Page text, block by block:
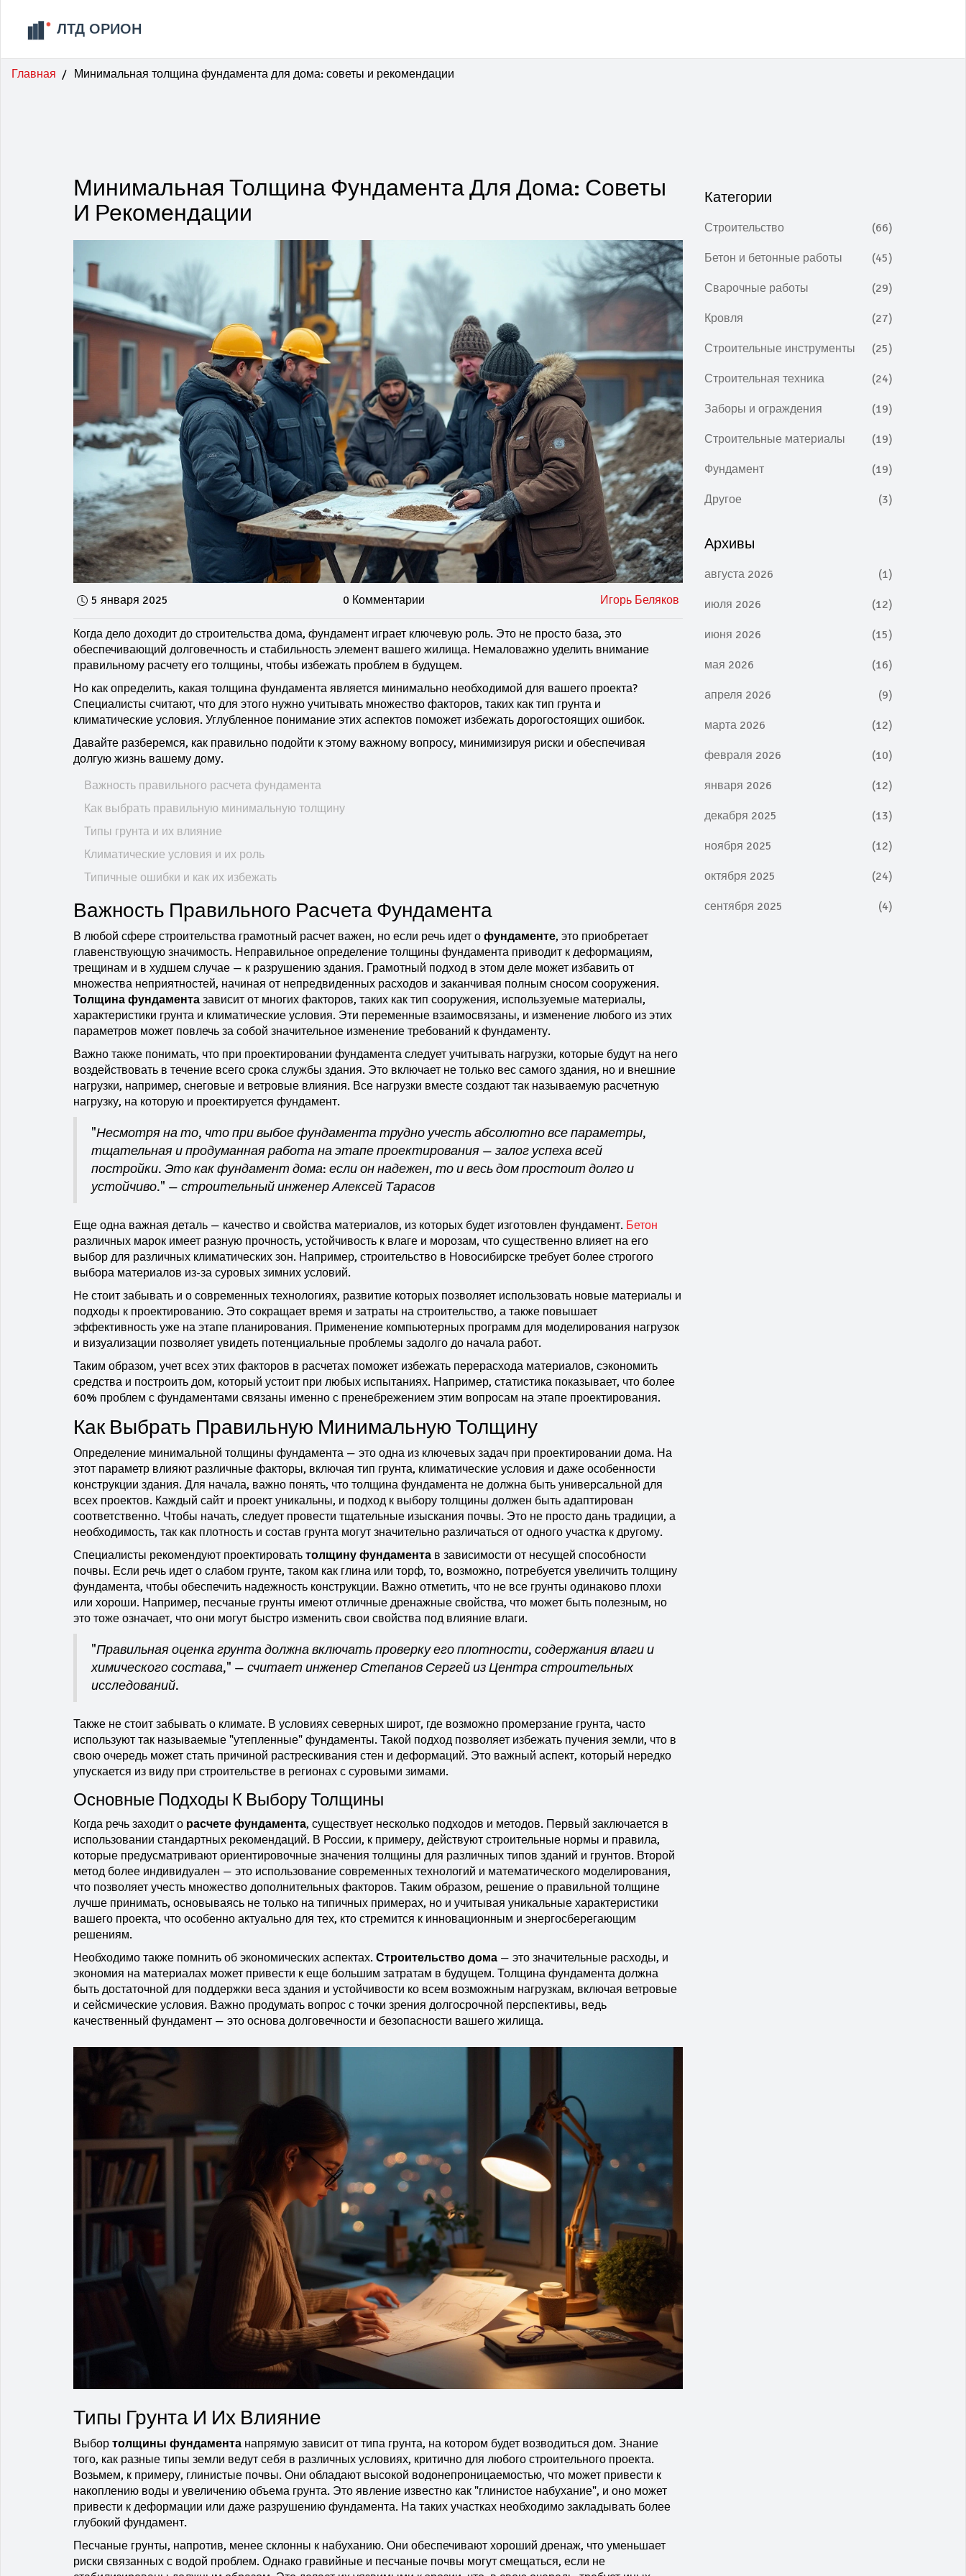
Главная Минимальная толщина фундамента для дома: советы и рекомендации
Минимальная Толщина Фундамента Для Дома: Советы
И Рекомендации
5 января 2025 0 Комментарии Игорь Беляков
Когда дело доходит до строительства дома, фундамент играет ключевую роль. Это не просто база, это
обеспечивающий долговечность и стабильность элемент вашего жилища. Немаловажно уделить внимание
правильному расчету его толщины, чтобы избежать проблем в будущем.
Но как определить, какая толщина фундамента является минимально необходимой для вашего проекта?
Специалисты считают, что для этого нужно учитывать множество факторов, таких как тип грунта и
климатические условия. Углубленное понимание этих аспектов поможет избежать дорогостоящих ошибок.
Давайте разберемся, как правильно подойти к этому важному вопросу, минимизируя риски и обеспечивая
долгую жизнь вашему дому.
Важность правильного расчета фундамента
Как выбрать правильную минимальную толщину
Типы грунта и их влияние
Климатические условия и их роль
Типичные ошибки и как их избежать
Важность Правильного Расчета Фундамента
В любой сфере строительства грамотный расчет важен, но если речь идет о фундаменте, это приобретает
главенствующую значимость. Неправильное определение толщины фундамента приводит к деформациям,
трещинам и в худшем случае — к разрушению здания. Грамотный подход в этом деле может избавить от
множества неприятностей, начиная от непредвиденных расходов и заканчивая полным сносом сооружения.
Толщина фундамента зависит от многих факторов, таких как тип сооружения, используемые материалы,
характеристики грунта и климатические условия. Эти переменные взаимосвязаны, и изменение любого из этих
параметров может повлечь за собой значительное изменение требований к фундаменту.
Важно также понимать, что при проектировании фундамента следует учитывать нагрузки, которые будут на него
воздействовать в течение всего срока службы здания. Это включает не только вес самого здания, но и внешние
нагрузки, например, снеговые и ветровые влияния. Все нагрузки вместе создают так называемую расчетную
нагрузку, на которую и проектируется фундамент.
"Несмотря на то, что при выбое фундамента трудно учесть абсолютно все параметры,
тщательная и продуманная работа на этапе проектирования — залог успеха всей
постройки. Это как фундамент дома: если он надежен, то и весь дом простоит долго и
устойчиво." — строительный инженер Алексей Тарасов
Еще одна важная деталь — качество и свойства материалов, из которых будет изготовлен фундамент. Бетон
различных марок имеет разную прочность, устойчивость к влаге и морозам, что существенно влияет на его
выбор для различных климатических зон. Например, строительство в Новосибирске требует более строгого
выбора материалов из-за суровых зимних условий.
Не стоит забывать и о современных технологиях, развитие которых позволяет использовать новые материалы и
подходы к проектированию. Это сокращает время и затраты на строительство, а также повышает
эффективность уже на этапе планирования. Применение компьютерных программ для моделирования нагрузок
и визуализации позволяет увидеть потенциальные проблемы задолго до начала работ.
Таким образом, учет всех этих факторов в расчетах поможет избежать перерасхода материалов, сэкономить
средства и построить дом, который устоит при любых испытаниях. Например, статистика показывает, что более
60% проблем с фундаментами связаны именно с пренебрежением этим вопросам на этапе проектирования.
Как Выбрать Правильную Минимальную Толщину
Определение минимальной толщины фундамента — это одна из ключевых задач при проектировании дома. На
этот параметр влияют различные факторы, включая тип грунта, климатические условия и даже особенности
конструкции здания. Для начала, важно понять, что толщина фундамента не должна быть универсальной для
всех проектов. Каждый сайт и проект уникальны, и подход к выбору толщины должен быть адаптирован
соответственно. Чтобы начать, следует провести тщательные изыскания почвы. Это не просто дань традиции, а
необходимость, так как плотность и состав грунта могут значительно различаться от одного участка к другому.
Специалисты рекомендуют проектировать толщину фундамента в зависимости от несущей способности
почвы. Если речь идет о слабом грунте, таком как глина или торф, то, возможно, потребуется увеличить толщину
фундамента, чтобы обеспечить надежность конструкции. Важно отметить, что не все грунты одинаково плохи
или хороши. Например, песчаные грунты имеют отличные дренажные свойства, что может быть полезным, но
это тоже означает, что они могут быстро изменить свои свойства под влияние влаги.
"Правильная оценка грунта должна включать проверку его плотности, содержания влаги и
химического состава," — считает инженер Степанов Сергей из Центра строительных
исследований.
Также не стоит забывать о климате. В условиях северных широт, где возможно промерзание грунта, часто
используют так называемые "утепленные" фундаменты. Такой подход позволяет избежать пучения земли, что в
свою очередь может стать причиной растрескивания стен и деформаций. Это важный аспект, который нередко
упускается из виду при строительстве в регионах с суровыми зимами.
Основные Подходы К Выбору Толщины
Когда речь заходит о расчете фундамента, существует несколько подходов и методов. Первый заключается в
использовании стандартных рекомендаций. В России, к примеру, действуют строительные нормы и правила,
которые предусматривают ориентировочные значения толщины для различных типов зданий и грунтов. Второй
метод более индивидуален — это использование современных технологий и математического моделирования,
что позволяет учесть множество дополнительных факторов. Таким образом, решение о правильной толщине
лучше принимать, основываясь не только на типичных примерах, но и учитывая уникальные характеристики
вашего проекта, что особенно актуально для тех, кто стремится к инновационным и энергосберегающим
решениям.
Необходимо также помнить об экономических аспектах. Строительство дома — это значительные расходы, и
экономия на материалах может привести к еще большим затратам в будущем. Толщина фундамента должна
быть достаточной для поддержки веса здания и устойчивости ко всем возможным нагрузкам, включая ветровые
и сейсмические условия. Важно продумать вопрос с точки зрения долгосрочной перспективы, ведь
качественный фундамент — это основа долговечности и безопасности вашего жилища.
Типы Грунта И Их Влияние
Выбор толщины фундамента напрямую зависит от типа грунта, на котором будет возводиться дом. Знание
того, как разные типы земли ведут себя в различных условиях, критично для любого строительного проекта.
Возьмем, к примеру, глинистые почвы. Они обладают высокой водонепроницаемостью, что может привести к
накоплению воды и увеличению объема грунта. Это явление известно как "глинистое набухание", и оно может
привести к деформации или даже разрушению фундамента. На таких участках необходимо закладывать более
глубокий фундамент.
Песчаные грунты, напротив, менее склонны к набуханию. Они обеспечивают хороший дренаж, что уменьшает
риски связанных с водой проблем. Однако гравийные и песчаные почвы могут смещаться, если не
Категории
Строительство (66)
Бетон и бетонные работы (45)
Сварочные работы (29)
Кровля (27)
Строительные инструменты (25)
Строительная техника (24)
Заборы и ограждения (19)
Строительные материалы (19)
Фундамент (19)
Другое (3)
Архивы
августа 2026 (1)
июля 2026 (12)
июня 2026 (15)
мая 2026 (16)
апреля 2026 (9)
марта 2026 (12)
февраля 2026 (10)
января 2026 (12)
декабря 2025 (13)
ноября 2025 (12)
октября 2025 (24)
сентября 2025 (4)